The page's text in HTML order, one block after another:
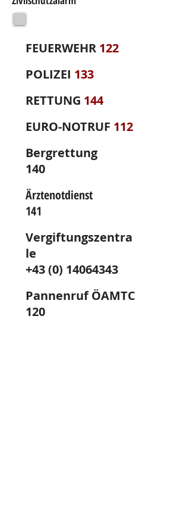
FEUERWEHR 122
POLIZEI 133
RETTUNG 144
EURO-NOTRUF 112
Bergrettung
140
Ärztenotdienst
141
Vergiftungszentra
le
+43 (0) 14064343
Pannenruf ÖAMTC
120